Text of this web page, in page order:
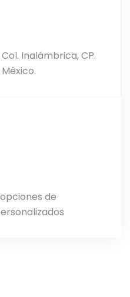
Inalámbrica, CP.
de